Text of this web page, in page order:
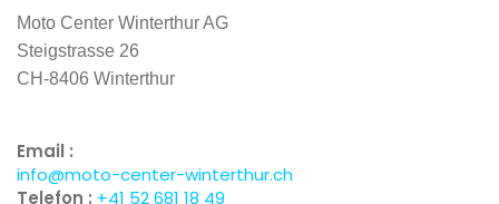
Moto Center Winterthur AG
Steigstrasse 26
CH-8406 Winterthur
Email :
info@moto-center-winterthur.ch
Telefon : +41 52 681 18 49